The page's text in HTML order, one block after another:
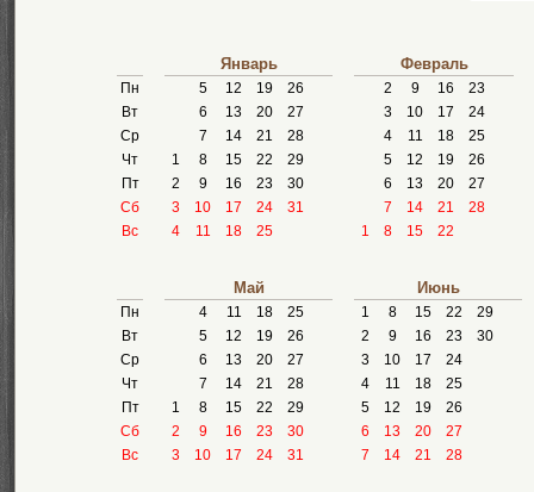
Пн
Вт
Ср
Чт
Пт
Сб
Вс
Январь
5 12 19
26
6
13 20
27
7
14 21
28
1
8 15 22
29
2
9 16 23
30
3
10 17 24
31
4
11 18 25
Февраль
2 9 16
23
3
10 17
24
4
11 18
25
5
12 19
26
6
13 20
27
7
14 21
28
1
8 15 22
Пн
Вт
Ср
Чт
Пт
Сб
Вс
Май
4 11 18
25
5
12 19
26
6
13 20
27
7
14 21
28
1
8 15 22
29
2
9 16 23
30
3
10 17 24 31
Июнь
1 8 15 22
29
2
9 16 23
30
3
10 17
24
4
11 18
25
5
12 19
26
6
13 20
27
7
14 21 28